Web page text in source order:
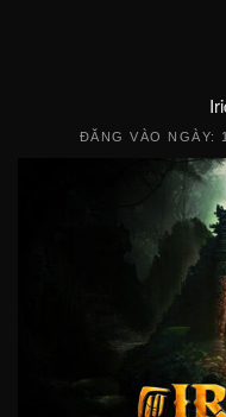
ĐĂNG VÀO NGÀY: